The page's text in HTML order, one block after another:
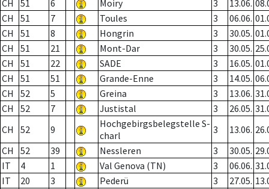
CH 51 6 Moiry 3 13.06.
CH
51 7 Toules 3 06.06.
CH
51 8 Hongrin 3 30.05.
CH
51 21 Mont-Dar 3 30.05.
CH
51 22 SADE 3 16.05.
CH
51 51 Grande-Enne 3 14.05.
CH
52 5 Greina 3 13.06.
CH
52 7 Justistal 3 26.05.
CH
52 9
Hochgebirgsbelegstelle S-
charl
3 13.06.
CH
52 39 Nessleren 3 30.05.
IT
4 1 Val Genova (TN) 3 06.06.
IT
20 3 Pederü 3 27.05.